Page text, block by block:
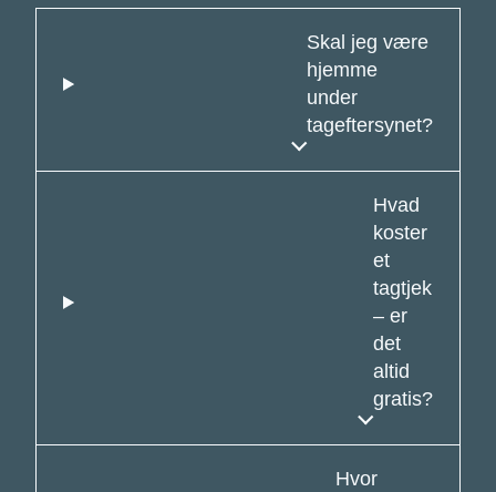
Skal jeg være
hjemme
under
tageftersynet?
Hvad
koster
et
tagtjek
– er
det
altid
gratis?
Hvor